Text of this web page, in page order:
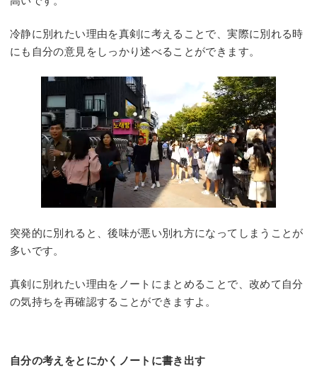
冷静に別れたい理由を真剣に考えることで、実際に別れる時
にも自分の意見をしっかり述べることができます。
突発的に別れると、後味が悪い別れ方になってしまうことが
多いです。
真剣に別れたい理由をノートにまとめることで、改めて自分
の気持ちを再確認することができますよ。
自分の考えをとにかくノートに書き出す